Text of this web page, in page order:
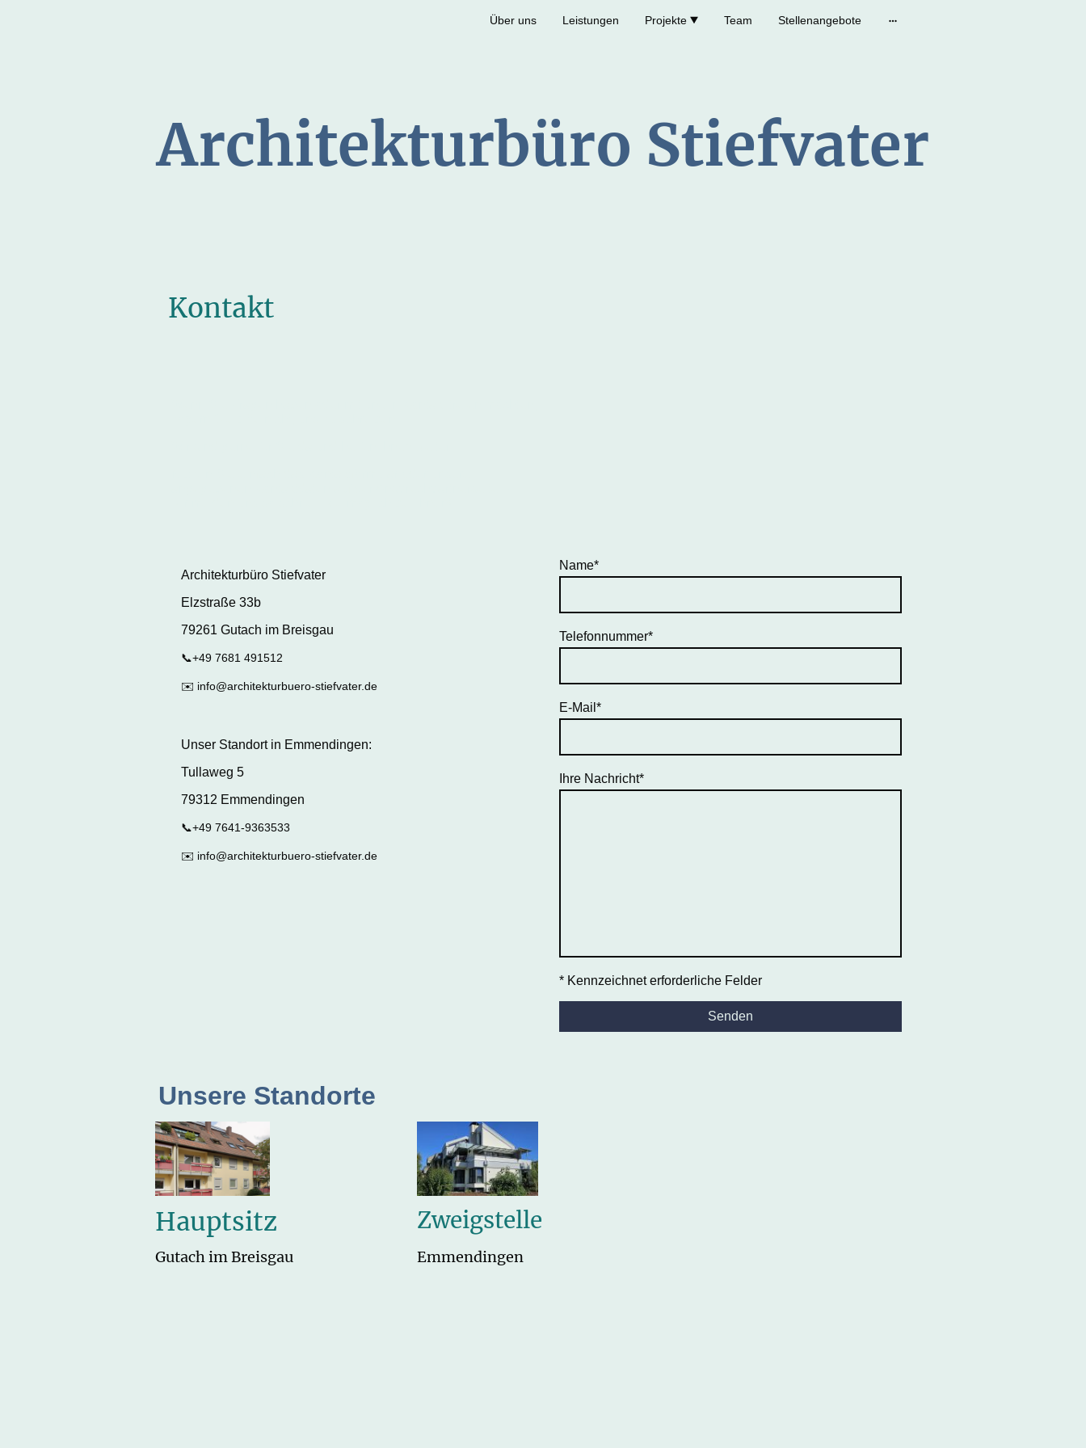
Über uns Leistungen Projekte Team Stellenangebote
Architekturbüro Stiefvater
Kontakt
Architekturbüro Stiefvater
Elzstraße 33b
79261 Gutach im Breisgau
📞+49 7681 491512
✉️ info@architekturbuero-stiefvater.de
Unser Standort in Emmendingen:
Tullaweg 5
79312 Emmendingen
📞+49 7641-9363533
✉️ info@architekturbuero-stiefvater.de
Name*
Telefonnummer*
E-Mail *
Ihre Nachricht*
* Kennzeichnet erforderliche Felder
Senden
Unsere Standorte
Hauptsitz Zweigstelle
Gutach im Breisgau Emmendingen